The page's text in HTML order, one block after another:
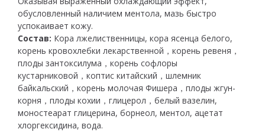
обусловленный наличием ментола, мазь быстро
успокаивает кожу.
Состав: Кора лжелиственницы, кора ясенца белого,
корень кровохлебки лекарственной，корень ревеня，
плоды зантоксилума，корень софлоры
кустарниковой，коптис китайский，шлемник
байкальский，корень молочая Фишера，плоды жгун-
корня，плоды кохии，глицерол，белый вазелин,
моностеарат глицерина, борнеол, ментол, ацетат
хлоргексидина, вода.